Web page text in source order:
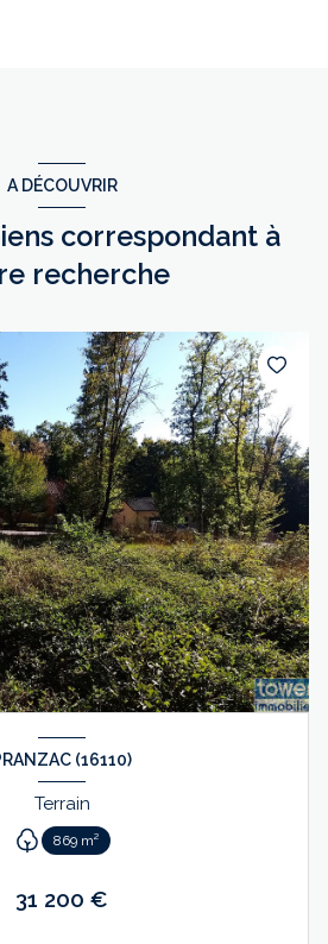
A DÉCOUVRIR
correspondant à
recherche
(16110)
Terrain
869 m²
31 200 €